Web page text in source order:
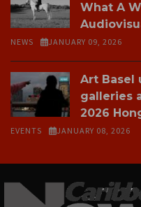
What A
NEWS JANUARY 09, 2026
Art Basel
galleries
2026
EVENTS JANUARY 08, 2026